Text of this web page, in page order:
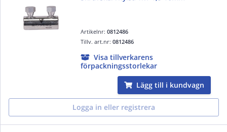
Artikelnr:0812486
Tillv. art.nr:0812486
Visa tillverkarens
förpackningsstorlekar
Lägg till i kundvagn
Logga in eller registrera